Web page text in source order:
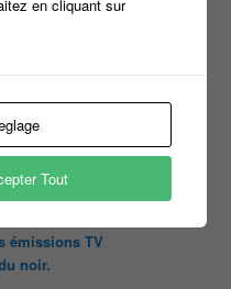
place
émissions TV
noir.
en cliquant sur
Tout